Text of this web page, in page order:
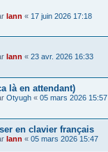
lann « 17 juin 2026 17:18
lann « 23 avr. 2026 16:33
là en attendant)
Otyugh « 05 mars 2026 15:57
en clavier français
lann « 05 mars 2026 15:47